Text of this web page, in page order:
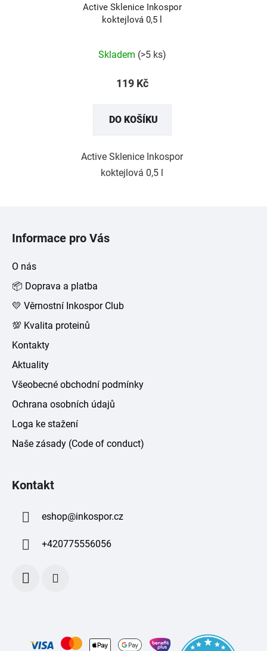
Active Sklenice Inkospor
koktejlová 0,5 l
Skladem (>5 ks)
119 Kč
DO KOŠÍKU
Active Sklenice Inkospor
koktejlová 0,5 l
Informace pro Vás
O nás
📦 Doprava a platba
💛 Věrnostní Inkospor Club
💯 Kvalita proteinů
Kontakty
Aktuality
Všeobecné obchodní podmínky
Ochrana osobních údajů
Loga ke stažení
Naše zásady (Code of conduct)
Kontakt
eshop@inkospor.cz
+420775556056